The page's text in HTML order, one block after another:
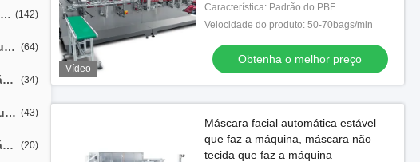
Máquina De Empacotamento Molhada Das Limpezas (142)
Máquina De Encadernação Automática (64)
Misturador De Emulsão Do Vácuo (34)
Máscara Facial Não Tecida Que Faz A Máquina (43)
Máquina Da Dobradura Da Máscara Da Folha (20)
Vídeo
Característica: Padrão do PBF
Velocidade do produto: 50-70bags/min
Obtenha o melhor preço
Máscara facial automática estável
que faz a máquina, máscara não
tecida que faz a máquina